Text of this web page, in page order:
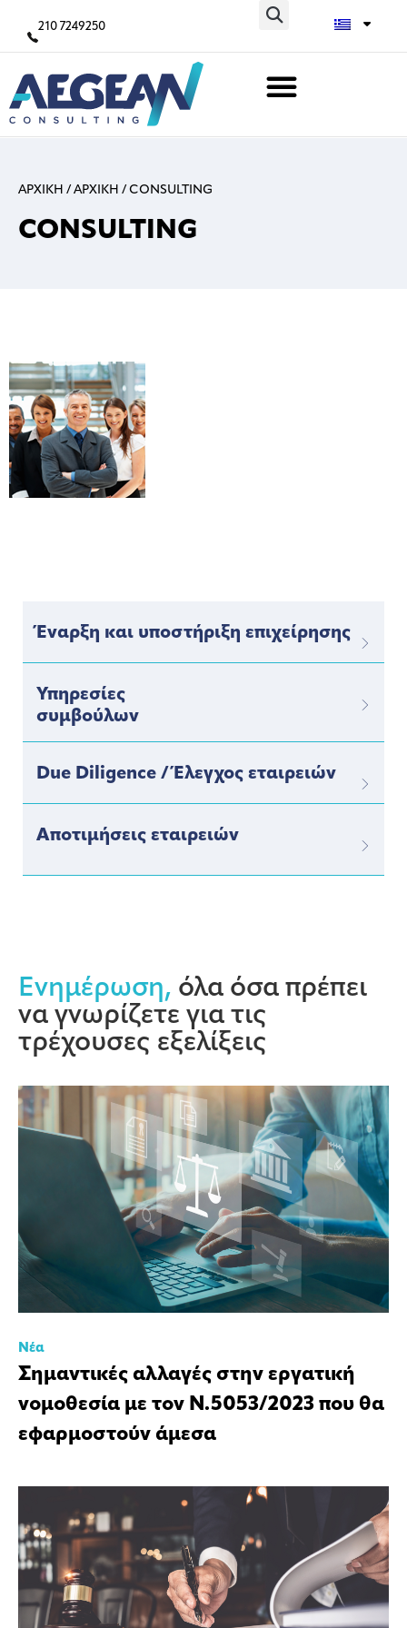
210 7249250
ΑΡΧΙΚΗ / ΑΡΧΙΚΗ / CONSULTING
CONSULTING
Έναρξη και υποστήριξη επιχείρησης
Υπηρεσίες
συμβούλων
Due Diligence / Έλεγχος εταιρειών
Αποτιμήσεις εταιρειών
Ενημέρωση, όλα όσα πρέπει
να γνωρίζετε για τις
τρέχουσες εξελίξεις
Νέα
Σημαντικές αλλαγές στην εργατική
νομοθεσία με τον Ν.5053/2023 που θα
εφαρμοστούν άμεσα